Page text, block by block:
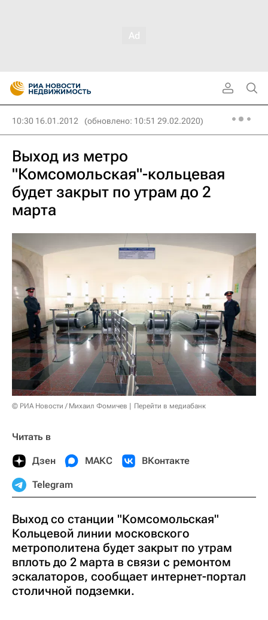
10:30 16.01.2012 (обновлено: 10:51 29.02.2020)
Выход из метро
"Комсомольская"-кольцевая
будет закрыт по утрам до 2
марта
© РИА Новости / Михаил Фомичев Перейти в медиабанк
Читать в
Дзен МАКС ВКонтакте
Telegram
Выход со станции "Комсомольская"
Кольцевой линии московского
метрополитена будет закрыт по утрам
вплоть до 2 марта в связи с ремонтом
эскалаторов, сообщает интернет-портал
столичной подземки.